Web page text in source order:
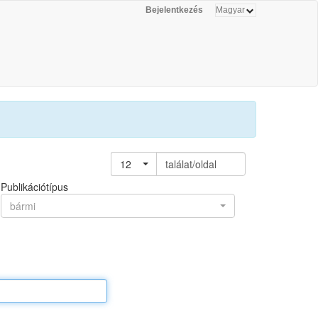
Bejelentkezés
12
találat/oldal
Publikációtípus
bármi